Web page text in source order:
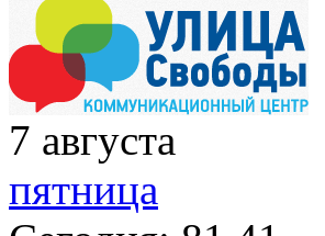
7 августа
пятница